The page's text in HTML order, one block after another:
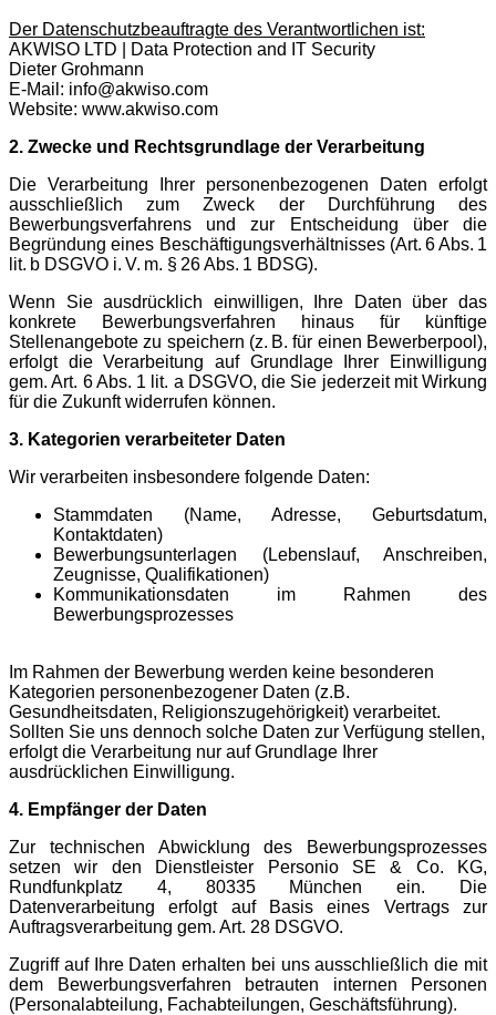
Der Datenschutzbeauftragte des Verantwortlichen ist:
AKWISO LTD | Data Protection and IT Security
Dieter Grohmann
E-Mail: info@akwiso.com
Website: www.akwiso.com
2. Zwecke und Rechtsgrundlage der Verarbeitung
Die Verarbeitung Ihrer personenbezogenen Daten erfolgt
ausschließlich zum Zweck der Durchführung des
Bewerbungsverfahrens und zur Entscheidung über die
Begründung eines Beschäftigungsverhältnisses (Art. 6 Abs. 1
lit. b DSGVO i. V. m. § 26 Abs. 1 BDSG).
Wenn Sie ausdrücklich einwilligen, Ihre Daten über das
konkrete Bewerbungsverfahren hinaus für künftige
Stellenangebote zu speichern (z. B. für einen Bewerberpool),
erfolgt die Verarbeitung auf Grundlage Ihrer Einwilligung
gem. Art. 6 Abs. 1 lit. a DSGVO, die Sie jederzeit mit Wirkung
für die Zukunft widerrufen können.
3. Kategorien verarbeiteter Daten
Wir verarbeiten insbesondere folgende Daten:
Stammdaten (Name, Adresse, Geburtsdatum,
Kontaktdaten)
Bewerbungsunterlagen (Lebenslauf, Anschreiben,
Zeugnisse, Qualifikationen)
Kommunikationsdaten im Rahmen des
Bewerbungsprozesses
Im Rahmen der Bewerbung werden keine besonderen
Kategorien personenbezogener Daten (z.B.
Gesundheitsdaten, Religionszugehörigkeit) verarbeitet.
Sollten Sie uns dennoch solche Daten zur Verfügung stellen,
erfolgt die Verarbeitung nur auf Grundlage Ihrer
ausdrücklichen Einwilligung.
4. Empfänger der Daten
Zur technischen Abwicklung des Bewerbungsprozesses
setzen wir den Dienstleister Personio SE & Co. KG,
Rundfunkplatz 4, 80335 München ein. Die
Datenverarbeitung erfolgt auf Basis eines Vertrags zur
Auftragsverarbeitung gem. Art. 28 DSGVO.
Zugriff auf Ihre Daten erhalten bei uns ausschließlich die mit
dem Bewerbungsverfahren betrauten internen Personen
(Personalabteilung, Fachabteilungen, Geschäftsführung).